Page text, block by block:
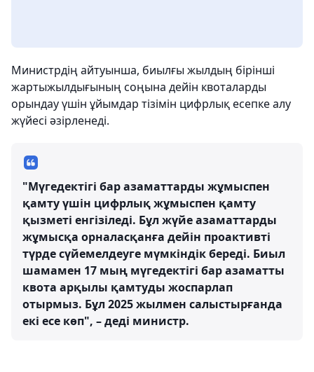
Министрдің айтуынша, биылғы жылдың бірінші
жартыжылдығының соңына дейін квоталарды
орындау үшін ұйымдар тізімін цифрлық есепке алу
жүйесі әзірленеді.
"Мүгедектігі бар азаматтарды жұмыспен
қамту үшін цифрлық жұмыспен қамту
қызметі енгізіледі. Бұл жүйе азаматтарды
жұмысқа орналасқанға дейін проактивті
түрде сүйемелдеуге мүмкіндік береді. Биыл
шамамен 17 мың мүгедектігі бар азаматты
квота арқылы қамтуды жоспарлап
отырмыз. Бұл 2025 жылмен салыстырғанда
екі есе көп", – деді министр.